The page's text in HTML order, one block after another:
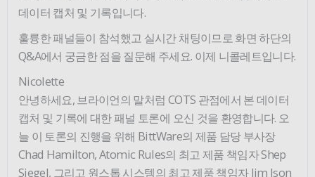
데이터 캡처 및 기록입니다.
훌륭한 패널들이 참석했고 실시간 채팅이므로 화면 하단의
Q&A에서 궁금한 점을 질문해 주세요. 이제 니콜레트입니다.
Nicolette
안녕하세요, 브라이언의 말처럼 COTS 관점에서 본 데이터
캡처 및 기록에 대한 패널 토론에 오신 것을 환영합니다. 오
늘 이 토론의 진행을 위해 BittWare의 제품 담당 부사장
Chad Hamilton, Atomic Rules의 최고 제품 책임자 Shep
Siegel, 그리고 원스톱 시스템의 최고 제품 책임자 Jim Ison